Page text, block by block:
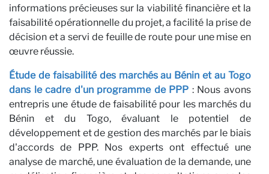
informations précieuses sur la viabilité financière et la
faisabilité opérationnelle du projet, a facilité la prise de
décision et a servi de feuille de route pour une mise en
œuvre réussie.
Étude de faisabilité des marchés au Bénin et au Togo
dans le cadre d'un programme de PPP : Nous avons
entrepris une étude de faisabilité pour les marchés du
Bénin et du Togo, évaluant le potentiel de
développement et de gestion des marchés par le biais
d'accords de PPP. Nos experts ont effectué une
analyse de marché, une évaluation de la demande, une